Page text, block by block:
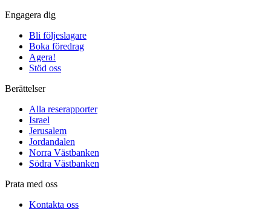
Engagera dig
Bli följeslagare
Boka föredrag
Agera!
Stöd oss
Berättelser
Alla reserapporter
Israel
Jerusalem
Jordandalen
Norra Västbanken
Södra Västbanken
Prata med oss
Kontakta oss